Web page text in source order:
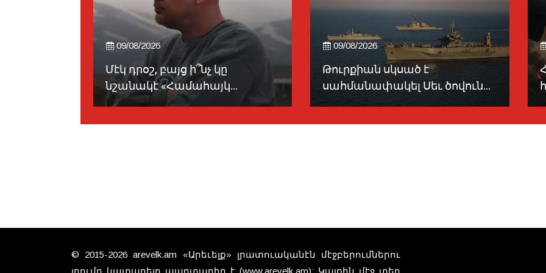
09/08/2026
Մէկ դրօշ, բայց ի՞նչ կը
նշանակէ «Համահայկ...
09/08/2026
Թուրքիան սկսած է
սահմանափակել Սեւ ծովուն...
© 2015-2026 arevelk.am «Արեւելք» լրատուականէն մէջբերումներու
յղումը կատարելը պարտադիր է (www.arevelk.am): Կայքին մէջ տեղ